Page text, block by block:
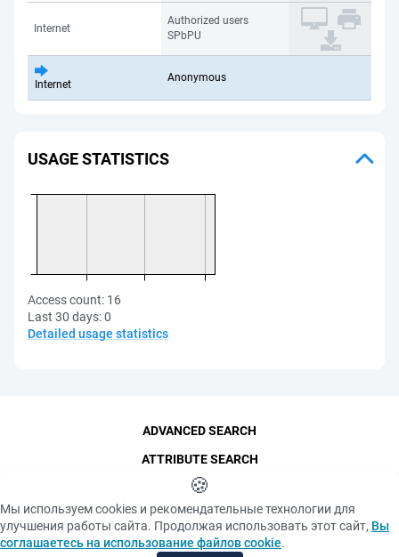
Internet
Authorized users
SPbPU
Internet
Anonymous
USAGE STATISTICS
Access count: 16
Last 30 days:0
Detailed usage statistics
ADVANCED SEARCH
ATTRIBUTE SEARCH
CONTACTS
THE FUNDAMENTAL LIBRARY
LAST ARRIVALS
🍪
Мы используем cookies и рекомендательные технологии для
улучшения работы сайта. Продолжая использовать этот сайт, Вы
соглашаетесь на использование файлов cookie.